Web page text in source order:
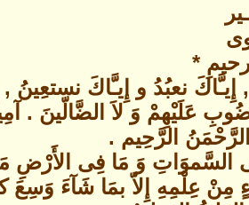
*
نعبُدُ و إِيـَّاكَ نستعِينُ
عَلَيْهِمْ وَ لاَ الضَّالّينَ .
الرَّحْمَنُ الرَّحِيم .
فِى السَّموَاتِ وَ مَا فِى
مِنْ عِلْمِهِ إِلاّ بمَا شَآءَ